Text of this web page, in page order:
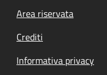
Footer menu
Area riservata
Crediti
Informativa privacy